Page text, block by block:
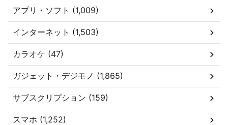
アプリ・ソフト (1,009)
インターネット (1,503)
カラオケ (47)
ガジェット・デジモノ (1,865)
サブスクリプション (159)
スマホ (1,252)